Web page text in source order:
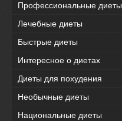
Профессиональные диеты
Лечебные диеты
Быстрые диеты
Интересное о диетах
Диеты для похудения
Необычные диеты
Национальные диеты